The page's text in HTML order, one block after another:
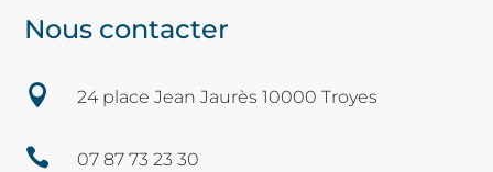
Nous contacter
 24 place Jean Jaurès 10000 Troyes
 07 87 73 23 30